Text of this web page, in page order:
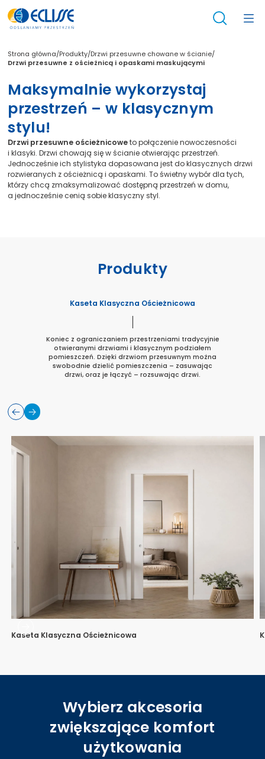
Strona główna/Produkty/Drzwi przesuwne chowane w ścianie/
Drzwi przesuwne z ościeżnicą i opaskami maskującymi
Maksymalnie wykorzystaj
przestrzeń – w klasycznym
stylu!
Drzwi przesuwne ościeżnicoweto połączenie nowoczesności
i klasyki. Drzwi chowają się w ścianie otwierając przestrzeń.
Jednocześnie ich stylistyka dopasowana jest do klasycznych drzwi
rozwieranych z ościeżnicą i opaskami. To świetny wybór dla tych,
którzy chcą zmaksymalizować dostępną przestrzeń w domu,
a jednocześnie cenią sobie klasyczny styl.
Produkty
Kaseta Klasyczna Ościeżnicowa
Koniec z ograniczaniem przestrzeniami tradycyjnie
otwieranymi drzwiami i klasycznym podziałem
pomieszczeń. Dzięki drzwiom przesuwnym można
swobodnie dzielić pomieszczenia – zasuwając
drzwi, oraz je łączyć – rozsuwając drzwi.
Kaseta Klasyczna Ościeżnicowa
Wybierz akcesoria
zwiększające komfort
użytkowania